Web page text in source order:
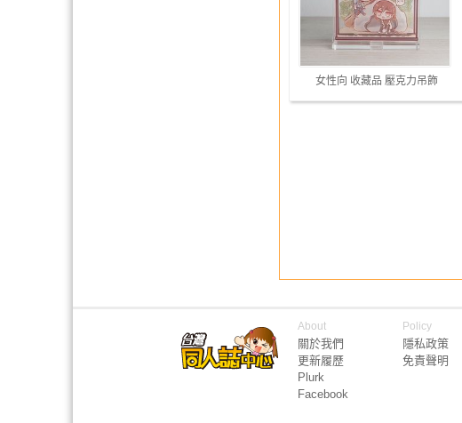
女性向 收藏品 壓克力吊飾
About
關於我們
更新履歷
Plurk
Facebook
Policy
隱私政策
免責聲明